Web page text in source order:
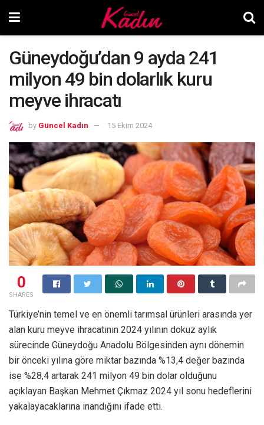
Güneydoğu’dan 9 ayda 241
milyon 49 bin dolarlık kuru
meyve ihracatı
by Güncel Kadın 15 Ekim 2024
0
SHARES
Türkiye’nin temel ve en önemli tarımsal ürünleri arasında yer
alan kuru meyve ihracatının 2024 yılının dokuz aylık
sürecinde Güneydoğu Anadolu Bölgesinden aynı dönemin
bir önceki yılına göre miktar bazında %13,4 değer bazında
ise %28,4 artarak 241 milyon 49 bin dolar olduğunu
açıklayan Başkan Mehmet Çıkmaz 2024 yıl sonu hedeflerini
yakalayacaklarına inandığını ifade etti.